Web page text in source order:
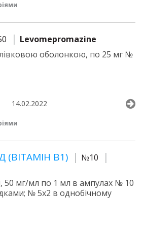
Levomepromazine
оболонкою, по 25 мг №
14.02.2022
(ВІТАМІН В1)
№10
50 мг/мл по 1 мл в ампулах № 10
№ 5х2 в однобічному